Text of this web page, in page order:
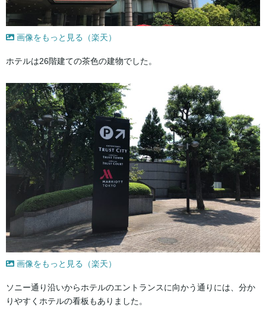
画像をもっと見る（楽天）
ホテルは26階建ての茶色の建物でした。
画像をもっと見る（楽天）
ソニー通り沿いからホテルのエントランスに向かう通りには、分か
りやすくホテルの看板もありました。